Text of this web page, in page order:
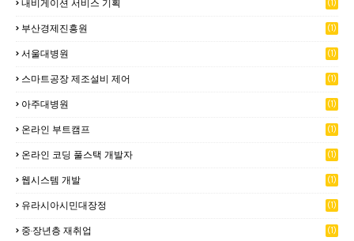
내비게이션 서비스 기획 (1)
부산경제진흥원 (1)
서울대병원 (1)
스마트공장 제조설비 제어 (1)
아주대병원 (1)
온라인 부트캠프 (1)
온라인 코딩 풀스택 개발자 (1)
웹시스템 개발 (1)
유라시아시민대장정 (1)
중·장년층 재취업 (1)